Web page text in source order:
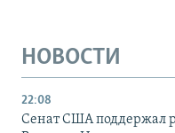
НОВОСТИ
22:08
Сенат США поддержал